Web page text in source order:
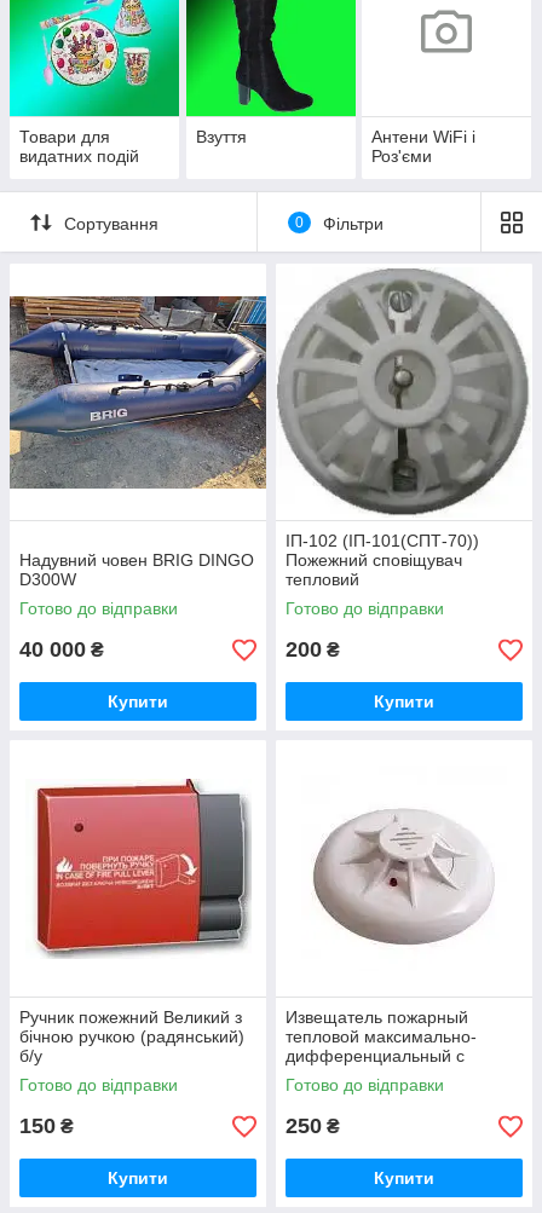
Товари для
видатних подій
Взуття
Антени WiFi і
Роз'єми
Сортування 0 Фільтри
Надувний човен BRIG DINGO
D300W
Готово до відправки
40 000 ₴
Купити
ІП-102 (ІП-101(СПТ-70))
Пожежний сповіщувач
тепловий
Готово до відправки
200 ₴
Купити
Ручник пожежний Великий з
бічною ручкою (радянський)
б/у
Готово до відправки
150 ₴
Купити
Извещатель пожарный
тепловой максимально-
дифференциальный с
индикацией дежурного
режима ТПТ-4
Готово до відправки
250 ₴
Купити